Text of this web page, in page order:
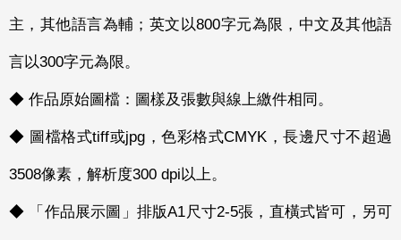
主，其他語言為輔；英文以800字元為限，中文及其他語
言以300字元為限。
◆ 作品原始圖檔：圖樣及張數與線上繳件相同。
◆ 圖檔格式tiff或jpg，色彩格式CMYK，長邊尺寸不超過
3508像素，解析度300 dpi以上。
◆ 「作品展示圖」排版A1尺寸2-5張，直橫式皆可，另可